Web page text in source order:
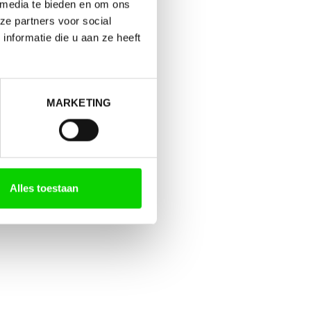
te bieden en om ons
partners voor social
die u aan ze heeft
MARKETING
Alles toestaan